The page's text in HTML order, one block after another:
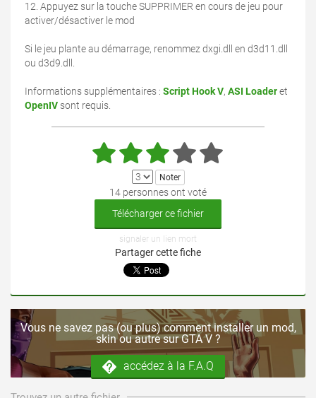
12. Appuyez sur la touche SUPPRIMER en cours de jeu pour
activer/désactiver le mod
Si le jeu plante au démarrage, renommez dxgi.dll en d3d11.dll
ou d3d9.dll.
Informations supplémentaires : Script Hook V, ASI Loaderet
OpenIV sont requis.
14 personnes ont voté
Télécharger ce fichier
signaler un lien mort
Partager cette fiche
Vous ne savez pas (ou plus) comment installer un mod,
skin ou autre sur GTA V ?
accédez à la F.A.Q